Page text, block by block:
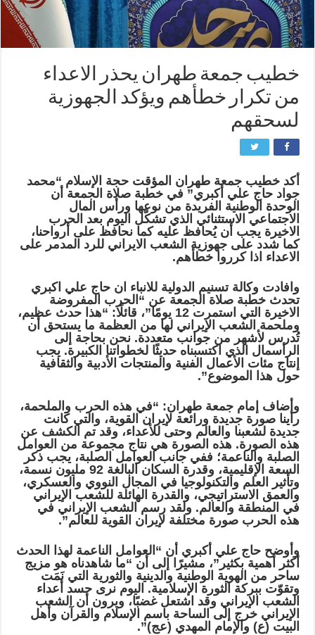
خطيب جمعة طهران يحذر الاعداء
من تكرار خطأهم ويؤكد الجهوزية
لسحقهم
أكد خطيب جمعة طهران المؤقت حجة الإسلام “محمد
جواد حاج علي أكبري” في خطبة صلاة الجمعة أن
الوحدة الوطنية الفريدة من نوعها ورأس المال
الاجتماعي الاستثنائي الذي تشكّل اليوم بعد الحرب
الاخيرة يجب أن يُحافظ عليه كما نحافظ على أرواحنا،
كما شدد على جهوزية الشعب الايراني للرد المدمر على
الاعداء اذا كرروا خطأهم.
وافادت وكالة تسنيم الدولية للانباء ان حاج علي اكبري
تحدث خطبة صلاة الجمعة عن “الحرب المفروضة
الاخيرة التي استمرت 12 يومًا”، قائلًا: “هذا حدث عظيم،
وملحمة الشعب الإيراني لها من العظمة ما يستحق أن
تُدرس لأشهر من جوانب متعددة. نحن بحاجة إلى
الرأسمال الذي اكتسبناه حديثًا لخطواتنا الكبيرة. يجب
إنتاج مئات الأعمال الفنية والمنتجات الأدبية والثقافية
حول هذا الموضوع”.
وأضاف إمام جمعة طهران: “في هذه الحرب والملحمة،
رأينا صورة جديدة ورائعة لإيران القوية، والتي كانت
جديدة لشعبنا والعالم وحتى للأعداء، وقد تم الكشف عن
هذه الصورة. هذه الصورة هي نتاج مجموعة من العوامل
الصلبة والناعمة؛ ففي جانب العوامل الصلبة، يجب ذكر
السعة الإقليمية، وقدرة السكان البالغة 92 مليون نسمة،
وتأثير العلم والتكنولوجيا في المجال النووي والعسكري،
والعمق الاستراتيجي، والقدرة الهائلة للشعب الإيراني
في المنطقة والعالم. ولقد رسم الشعب الإيراني في
هذه الحرب صورة مختلفة لإيران القوية للعالم”.
وأوضح حاج علي أكبري أن “العوامل الناعمة لهذا الحدث
أكثر أهمية بكثير”، مشيرًا إلى أن “ما شاهدناه هو مزيج
ساحر من الهوية الوطنية والدينية والثورية التي نَمَت
وتقوّت ببركة الثورة الإسلامية. اليوم نرى حسد أعداء
الشعب الإيراني وقد اشتعل غضبًا، ويرون أن الشعب
الإيراني خرج إلى الساحة باسم الإسلام والقرآن وأهل
البيت (ع) والإمام المهدي (عج)”.